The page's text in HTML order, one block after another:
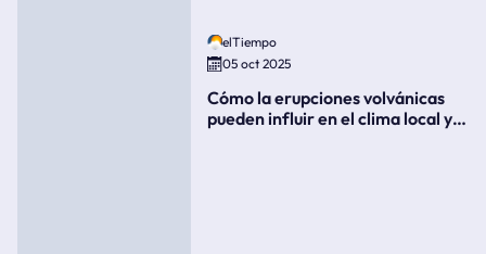
elTiempo
05 oct 2025
Cómo la erupciones volvánicas
pueden influir en el clima local y